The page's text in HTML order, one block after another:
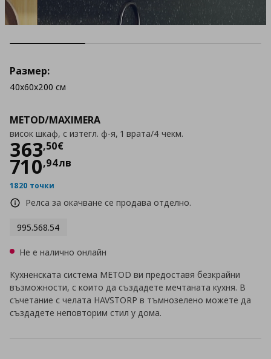
METOD/MAXIMERA
висок шкаф, с изтегл. ф-я, 1 врата/4 чекм.
363,50€
Цена
710,94лв
1820 точки
Релса за окачване се продава отделно.
995.568.54
Размер:
40x60x200 см
Не е налично онлайн
Кухненската система METOD ви предоставя безкрайни
възможности, с които да създадете мечтаната кухня. В
съчетание с челата HAVSTORP в тъмнозелено можете да
създадете неповторим стил у дома.